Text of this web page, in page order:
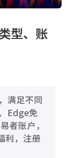
型、账
满足不同
Edge免
者账户，
利，注册